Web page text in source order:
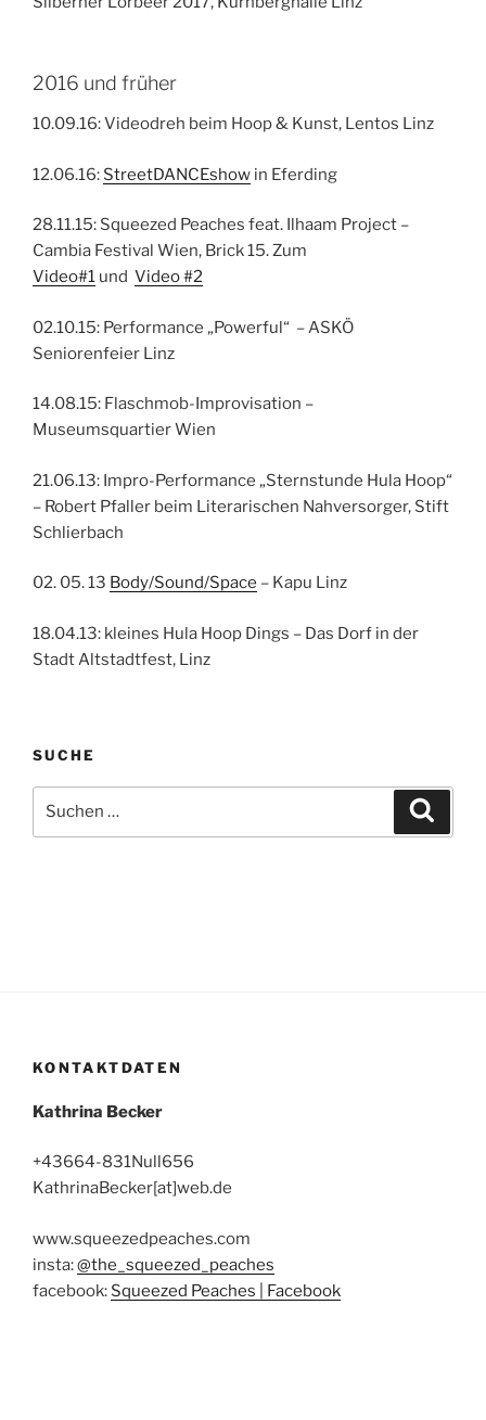
2016 und früher
10.09.16: Videodreh beim Hoop & Kunst, Lentos Linz
12.06.16: StreetDANCEshow in Eferding
28.11.15: Squeezed Peaches feat. Ilhaam Project –
Cambia Festival Wien, Brick 15. Zum
Video#1 und Video #2
02.10.15: Performance „Powerful“ – ASKÖ
Seniorenfeier Linz
14.08.15: Flaschmob-Improvisation –
Museumsquartier Wien
21.06.13: Impro-Performance „Sternstunde Hula Hoop“
– Robert Pfaller beim Literarischen Nahversorger, Stift
Schlierbach
02. 05. 13 Body/Sound/Space – Kapu Linz
18.04.13: kleines Hula Hoop Dings – Das Dorf in der
Stadt Altstadtfest, Linz
SUCHE
nach:
KONTAKTDATEN
Kathrina Becker
+43664-831Null656
KathrinaBecker[at]web.de
www.squeezedpeaches.com
insta:@the_squeezed_peaches
facebook: Squeezed Peaches | Facebook